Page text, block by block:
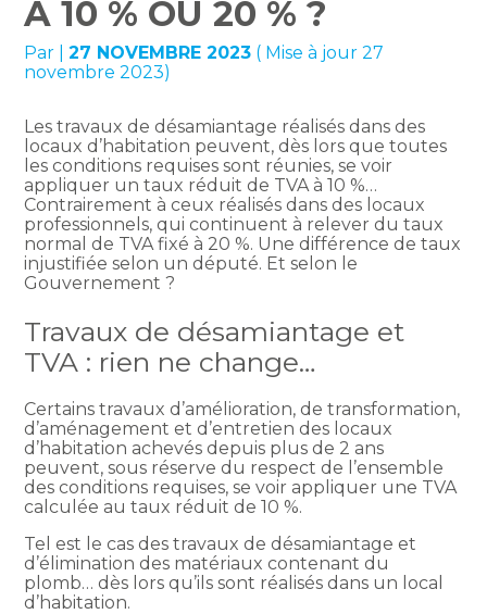
À 10 % OU 20 % ?
Par |27 NOVEMBRE 2023 ( Mise à jour 27
novembre 2023)
Les travaux de désamiantage réalisés dans des
locaux d’habitation peuvent, dès lors que toutes
les conditions requises sont réunies, se voir
appliquer un taux réduit de TVA à 10 %…
Contrairement à ceux réalisés dans des locaux
professionnels, qui continuent à relever du taux
normal de TVA fixé à 20 %. Une différence de taux
injustifiée selon un député. Et selon le
Gouvernement ?
Travaux de désamiantage et
TVA : rien ne change…
Certains travaux d’amélioration, de transformation,
d’aménagement et d’entretien des locaux
d’habitation achevés depuis plus de 2 ans
peuvent, sous réserve du respect de l’ensemble
des conditions requises, se voir appliquer une TVA
calculée au taux réduit de 10 %.
Tel est le cas des travaux de désamiantage et
d’élimination des matériaux contenant du
plomb… dès lors qu’ils sont réalisés dans un local
d’habitation.